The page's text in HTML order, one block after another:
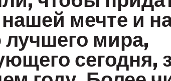
мечте и
мира,
сегодня,